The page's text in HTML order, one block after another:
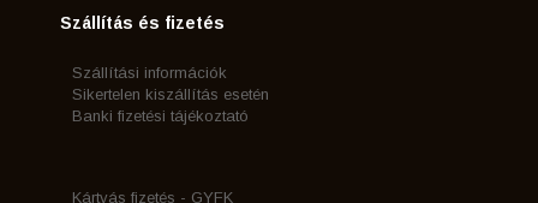
Szállítás és fizetés
Szállítási információk
Sikertelen kiszállítás esetén
Banki fizetési tájékoztató
Kártyás fizetés - GYFK